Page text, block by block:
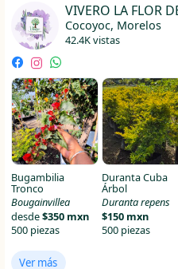
VIVERO LA FLOR
Cocoyoc, Morelos
42.4K vistas
Bugambilia
Tronco
Bougainvillea
desde$350 mxn
500 piezas
Duranta Cuba
Árbol
Duranta repens
$150 mxn
500 piezas
Ver más